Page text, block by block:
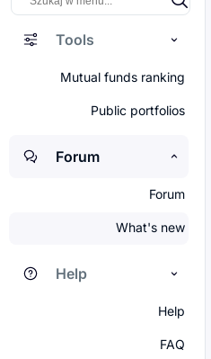
Tools
Mutual funds ranking
Public portfolios
Forum
Forum
What's new
Help
Help
FAQ